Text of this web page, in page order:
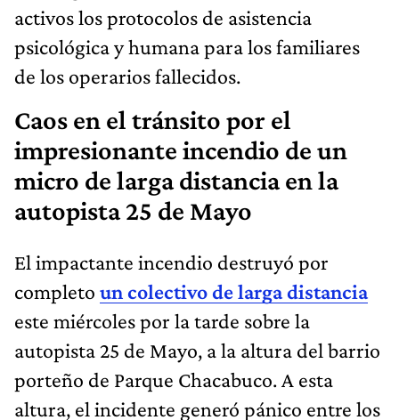
activos los protocolos de asistencia
psicológica y humana para los familiares
de los operarios fallecidos.
Caos en el tránsito por el
impresionante incendio de un
micro de larga distancia en la
autopista 25 de Mayo
El impactante incendio destruyó por
completo un colectivo de larga distancia
este miércoles por la tarde sobre la
autopista 25 de Mayo, a la altura del barrio
porteño de Parque Chacabuco. A esta
altura, el incidente generó pánico entre los